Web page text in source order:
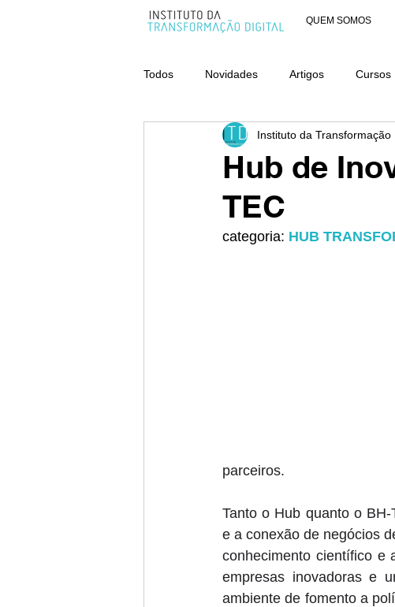
QUEM SOMOS
Todos Novidades Artigos Cursos
AWARDS - CATEGORIA ORGANIZAÇÕES
Hub de
TEC
Instituto da Transformação
categoria: HUB
parceiros.
Tanto o Hub quanto o
e a conexão de negócios
conhecimento científico e
empresas inovadoras e
ambiente de fomento a